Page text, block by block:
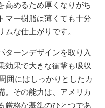
高めるため厚くなりがち
マー樹脂は薄くても十分
ムな仕上がりです。
ーンデザインを取り入
効果で大きな衝撃も吸収
囲にはしっかりとしたカ
。その能力は、アメリカ
厳格な基準のひとつであ